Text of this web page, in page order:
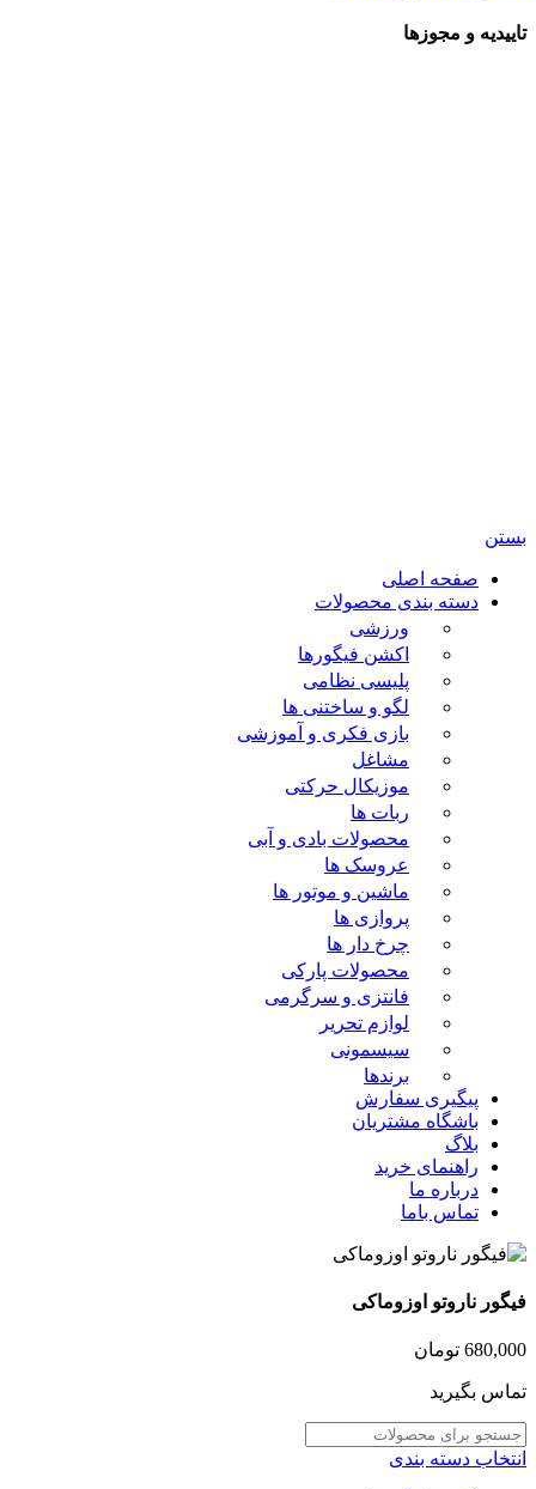
تاییدیه و مجوزها
بستن
صفحه اصلی
دسته بندی محصولات
ورزشی
اکشن فیگورها
پلیسی نظامی
لگو و ساختنی ها
بازی فکری و آموزشی
مشاغل
موزیکال حرکتی
ربات ها
محصولات بادی و آبی
عروسک ها
ماشین و موتور ها
پروازی ها
چرخ دار ها
محصولات پارکی
فانتزی و سرگرمی
لوازم تحریر
سیسمونی
برندها
پیگیری سفارش
باشگاه مشتریان
بلاگ
راهنمای خرید
درباره ما
تماس باما
فیگور ناروتو اوزوماکی
680,000 تومان
تماس بگیرید
انتخاب دسته بندی